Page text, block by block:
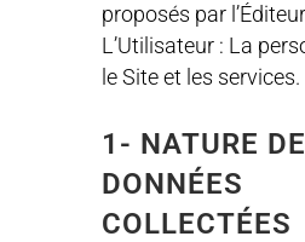
proposés par
L’Utilisateur : La
le Site et les services.
1- NATURE
DONNÉES
COLLECTÉES